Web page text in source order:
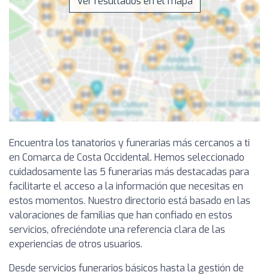
Encuentra los tanatorios y funerarias más cercanos a ti
en Comarca de Costa Occidental. Hemos seleccionado
cuidadosamente las 5 funerarias más destacadas para
facilitarte el acceso a la información que necesitas en
estos momentos. Nuestro directorio está basado en las
valoraciones de familias que han confiado en estos
servicios, ofreciéndote una referencia clara de las
experiencias de otros usuarios.
Desde servicios funerarios básicos hasta la gestión de